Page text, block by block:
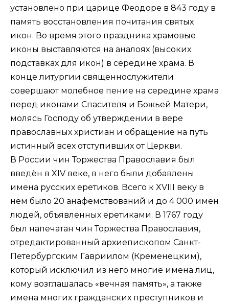
установлено при царице Феодоре в 843 году в
память восстановления почитания святых
икон. Во время этого праздника храмовые
иконы выставляются на аналоях (высоких
подставках для икон) в середине храма. В
конце литургии священнослужители
совершают молебное пение на середине храма
перед иконами Спасителя и Божьей Матери,
молясь Господу об утверждении в вере
православных христиан и обращение на путь
истинный всех отступивших от Церкви.
В России чин Торжества Православия был
введён в XIV веке, в него были добавлены
имена русских еретиков. Всего к XVIII веку в
нём было 20 анафемствований и до 4 000 имён
людей, объявленных еретиками. В 1767 году
был напечатан чин Торжества Православия,
отредактированный архиепископом Санкт-
Петербургским Гавриилом (Кременецким),
который исключил из него многие имена лиц,
кому возглашалась «вечная память», а также
имена многих гражданских преступников и